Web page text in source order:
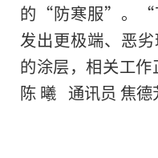
的“防寒服”。“
发出更极端、恶
的涂层，相关工
陈 曦 通讯员 焦德